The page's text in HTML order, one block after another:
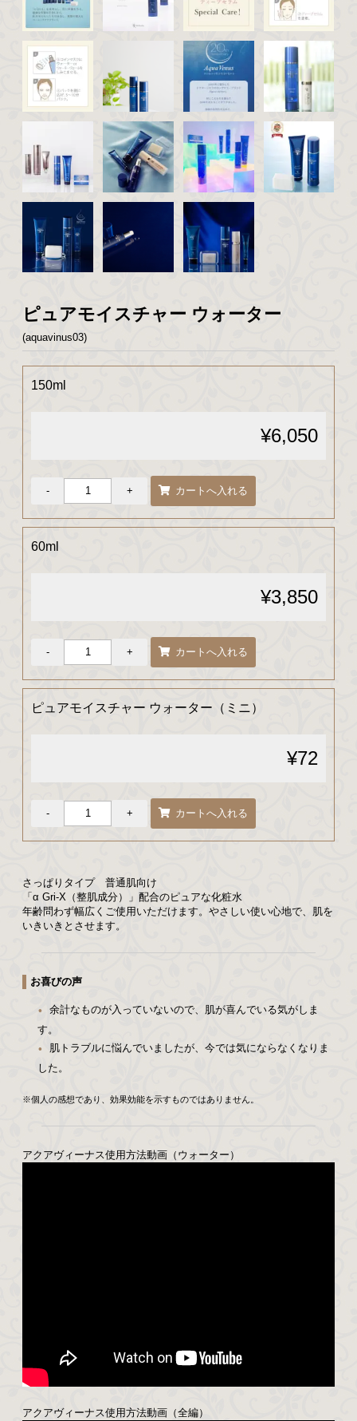
ピュアモイスチャー ウォーター
(aquavinus03)
150ml
¥6,050
60ml
¥3,850
ピュアモイスチャー ウォーター（ミニ）
¥72
さっぱりタイプ 普通肌向け
「α Gri-X（整肌成分）」配合のピュアな化粧水
年齢問わず幅広くご使用いただけます。やさしい使い心地で、肌を
いきいきとさせます。
お喜びの声
余計なものが入っていないので、肌が喜んでいる気がしま
す。
肌トラブルに悩んでいましたが、今では気にならなくなりま
した。
※個人の感想であり、効果効能を示すものではありません。
アクアヴィーナス使用方法動画（ウォーター）
アクアヴィーナス使用方法動画（全編）